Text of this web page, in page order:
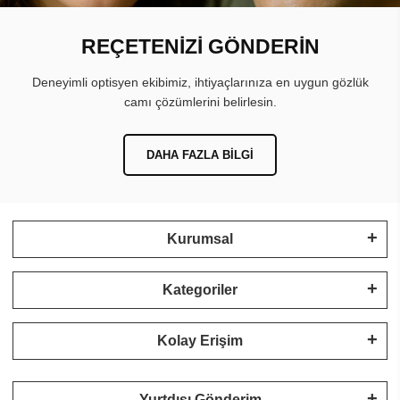
REÇETENİZİ GÖNDERİN
Deneyimli optisyen ekibimiz, ihtiyaçlarınıza en uygun gözlük
camı çözümlerini belirlesin.
DAHA FAZLA BILGI
Kurumsal
Kategoriler
Kolay Erişim